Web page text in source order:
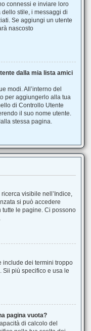
connessi e inviare loro
stile, i messaggi di
Se aggiungi un utente
nascosto
dalla mia lista amici
modi. All’interno del
per aggiungerlo alla tua
di Controllo Utente
il suo nome utente.
stessa pagina.
visibile nell’Indice,
si può accedere
tutte le pagine. Ci possono
include dei termini troppo
Sii più specifico e usa le
pagina vuota?
di calcolo del